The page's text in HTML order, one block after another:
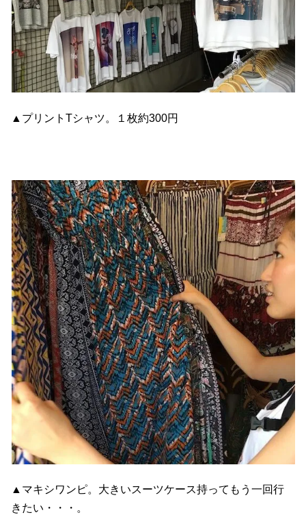
▲プリントTシャツ。１枚約300円
▲マキシワンピ。大きいスーツケース持ってもう一回行
きたい・・・。